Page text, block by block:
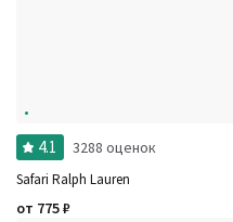
4.1 3288 оценок
Safari Ralph Lauren
от 775₽